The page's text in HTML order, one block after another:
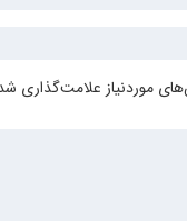
موردنیاز علامت‌گذاری